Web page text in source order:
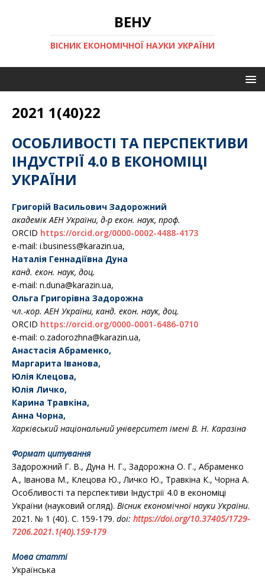
ВЕНУ
ВІСНИК ЕКОНОМІЧНОЇ НАУКИ УКРАЇНИ
2021 1(40)22
ОСОБЛИВОСТІ ТА ПЕРСПЕКТИВИ
ІНДУСТРІЇ 4.0 В ЕКОНОМІЦІ
УКРАЇНИ
Григорій Васильович Задорожний
академік АЕН України, д-р екон. наук, проф.
ORCID https://orcid.org/0000-0002-4488-4173
e-mail: i.business@karazin.ua,
Наталія Геннадіївна Дуна
канд. екон. наук, доц.
e-mail: n.duna@karazin.ua,
Ольга Григорівна Задорожна
чл.-кор. АЕН України, канд. екон. наук, доц.
ORCID https://orcid.org/0000-0001-6486-0710
e-mail: o.zadorozhna@karazin.ua,
Анастасія Абраменко,
Маргарита Іванова,
Юлія Клецова,
Юлія Личко,
Карина Травкіна,
Анна Чорна,
Харківський національний університет імені В. Н. Каразіна
Формат цитування
Задорожний Г. В., Дуна Н. Г., Задорожна О. Г., Абраменко
А., Іванова М., Клецова Ю., Личко Ю., Травкіна К., Чорна А.
Особливості та перспективи Індустрії 4.0 в економіці
України (науковий огляд). Вісник економічної науки України.
2021. № 1 (40). С. 159-179. doi: https://doi.org/10.37405/1729-
7206.2021.1(40).159-179
Мова статті
Українська